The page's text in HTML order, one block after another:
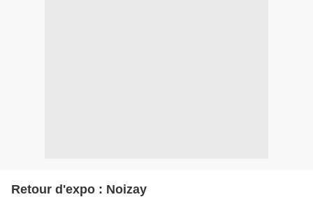
Retour d'expo : Noizay